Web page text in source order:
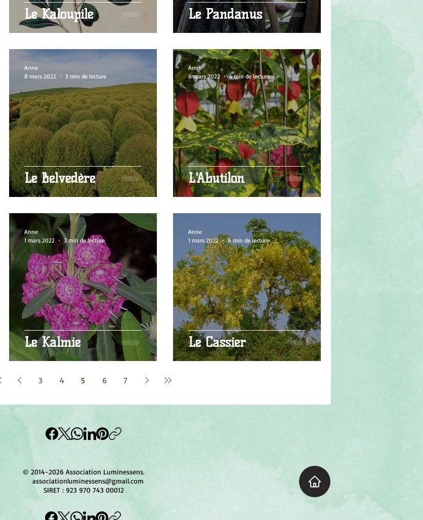
Le Kaloupilé Le Pandanus
Le Belvédère
Anne
8 mars 2022
3 min de lecture
L'Abutilon
Anne
6 mars 2022
4 min de lecture
Le Kalmie
Anne
1 mars 2022
3 min de lecture
Le Cassier
Anne
1 mars 2022
6 min de lecture
3 4 5 6 7
© 2014-2026 Association Luminessens.
associationluminessens@gmail.com
SIRET : 923 970 743 00012